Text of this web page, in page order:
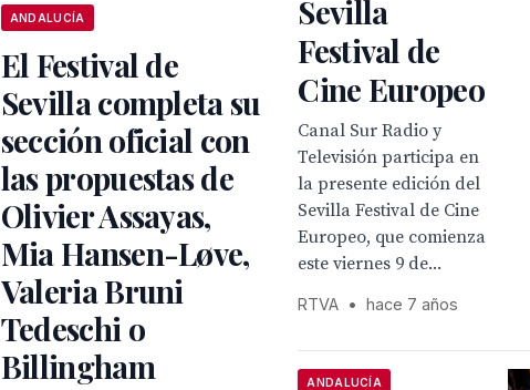
ANDALUCÍA
El Festival de
Sevilla completa su
sección oficial con
las propuestas de
Olivier Assayas,
Mia Hansen-Løve,
Valeria Bruni
Tedeschi o
Billingham
Sevilla
Festival de
Cine Europeo
Canal Sur Radio y
Televisión participa en
la presente edición del
Sevilla Festival de Cine
Europeo, que comienza
este viernes 9 de...
RTVA • hace 7 años
ANDALUCÍA